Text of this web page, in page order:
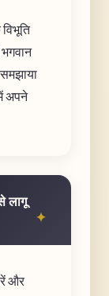
भगवान
समझाया
अपने
लागू
और